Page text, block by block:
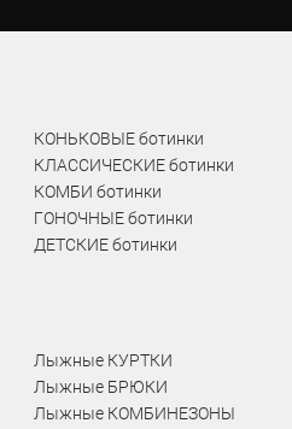
КОНЬКОВЫЕ ботинки
КЛАССИЧЕСКИЕ ботинки
КОМБИ ботинки
ГОНОЧНЫЕ ботинки
ДЕТСКИЕ ботинки
Лыжные КУРТКИ
Лыжные БРЮКИ
Лыжные КОМБИНЕЗОНЫ